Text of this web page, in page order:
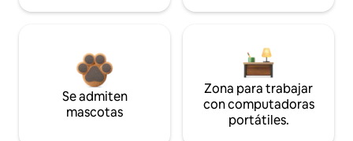
Se admiten
mascotas
Zona para trabajar
con computadoras
portátiles.